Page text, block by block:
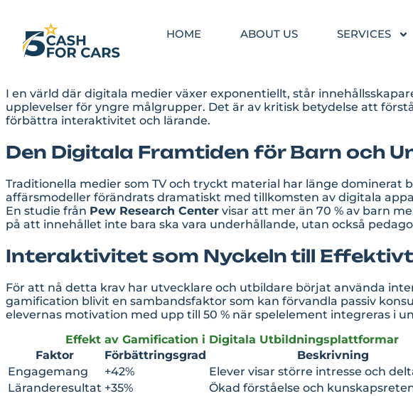
HOME ABOUT US SERVICES
I en värld där digitala medier växer exponentiellt, står
upplevelser för yngre målgrupper. Det är av kritisk betydelse att
förbättra interaktivitet och lärande.
Den Digitala Framtiden för Barn och
Traditionella medier som TV och tryckt material har länge
affärsmodeller förändrats dramatiskt med tillkomsten av digitala
En studie från Pew Research Center visar att mer än 70 % av barn
på att innehållet inte bara ska vara underhållande, utan också
Interaktivitet som Nyckeln till
För att nå detta krav har utvecklare och utbildare börjat använda
gamification blivit en sambandsfaktor som kan förvandla passiv
elevernas motivation med upp till 50 % när spelelement integreras i
Effekt av Gamification i Digitala Utbildningsplattformar
Faktor
Förbättringsgrad
Beskrivning
Engagemang
+42%
Elever visar större intresse och
Läranderesultat +35%
Ökad förståelse och